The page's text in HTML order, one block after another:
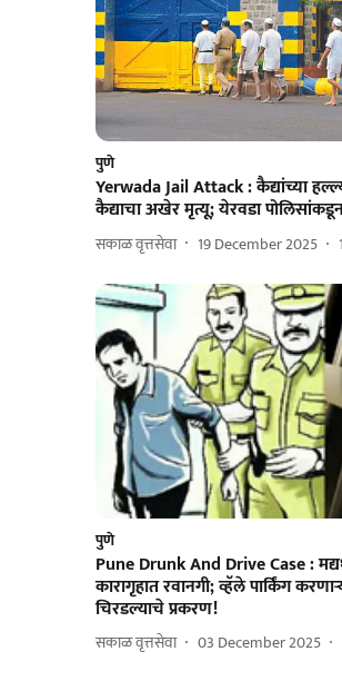
पुणे
Yerwada Jail Attack : कैद्यांच्या
कैद्याचा अखेर मृत्यू; येरवडा
सकाळ वृत्तसेवा 19 December 2025 1
पुणे
Pune Drunk And Drive Case :
कारागृहात रवानगी; व्हॅले पार्किंग
चिरडल्याचे प्रकरण!
सकाळ वृत्तसेवा 03 December 2025